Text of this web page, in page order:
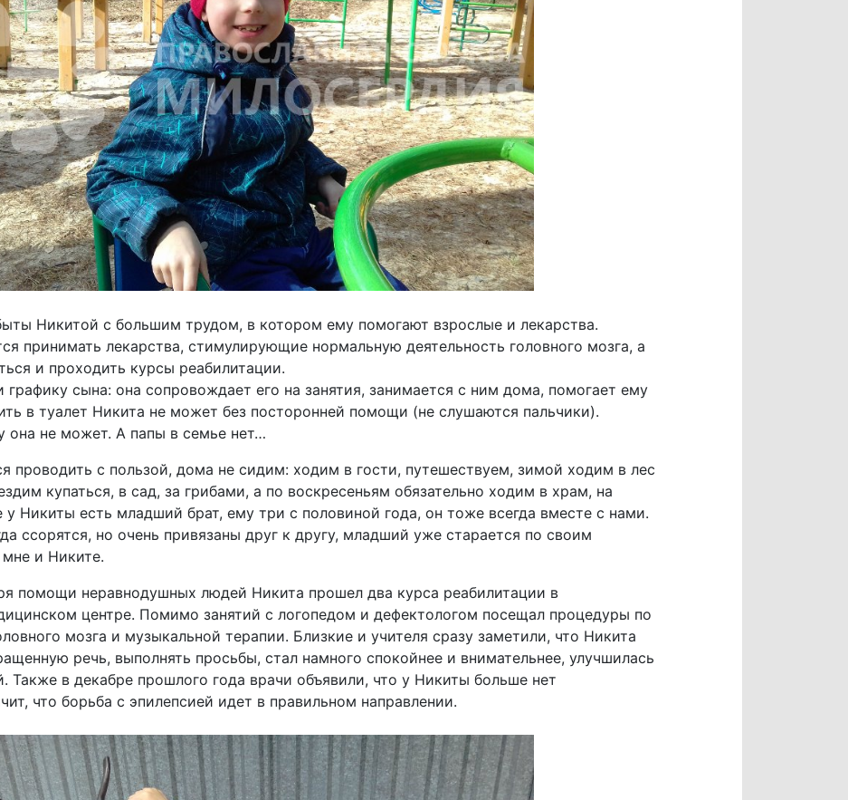
Никитой с большим трудом, в котором ему помогают взрослые и лекарства.
принимать лекарства, стимулирующие нормальную деятельность головного мозга, а
и проходить курсы реабилитации.
сына: она сопровождает его на занятия, занимается с ним дома, помогает ему
в туалет Никита не может без посторонней помощи (не слушаются пальчики).
она не может. А папы в семье нет…
проводить с пользой, дома не сидим: ходим в гости, путешествуем, зимой ходим в лес
купаться, в сад, за грибами, а по воскресеньям обязательно ходим в храм, на
Никиты есть младший брат, ему три с половиной года, он тоже всегда вместе с нами.
ссорятся, но очень привязаны друг к другу, младший уже старается по своим
и Никите.
помощи неравнодушных людей Никита прошел два курса реабилитации в
центре. Помимо занятий с логопедом и дефектологом посещал процедуры по
мозга и музыкальной терапии. Близкие и учителя сразу заметили, что Никита
речь, выполнять просьбы, стал намного спокойнее и внимательнее, улучшилась
Также в декабре прошлого года врачи объявили, что у Никиты больше нет
что борьба с эпилепсией идет в правильном направлении.